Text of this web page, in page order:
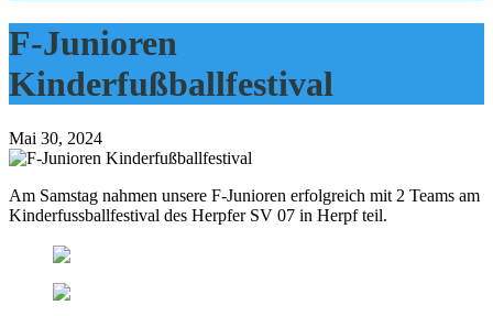
F-Junioren
Kinderfußballfestival
Mai 30, 2024
Am Samstag nahmen unsere F-Junioren erfolgreich mit 2 Teams am
Kinderfussballfestival des Herpfer SV 07 in Herpf teil.